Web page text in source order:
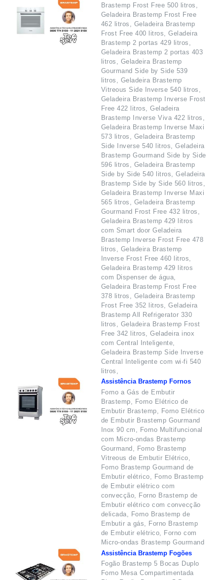
Brastemp Frost Free 500 litros,
Geladeira Brastemp Frost Free
462 litros, Geladeira Brastemp
Frost Free 400 litros, Geladeira
Brastemp 2 portas 429 litros,
Geladeira Brastemp 2 portas 403
litros, Geladeira Brastemp
Gourmand Side by Side 539
litros, Geladeira Brastemp
Vitreous Side Inverse 540 litros,
Geladeira Brastemp Inverse Frost
Free 422 litros, Geladeira
Brastemp Inverse Viva 422 litros,
Geladeira Brastemp Inverse Maxi
573 litros, Geladeira Brastemp
Side Inverse 540 litros, Geladeira
Brastemp Gourmand Side by Side
596 litros, Geladeira Brastemp
Side by Side 540 litros, Geladeira
Brastemp Side by Side 560 litros,
Geladeira Brastemp Inverse Maxi
565 litros, Geladeira Brastemp
Gourmand Frost Free 432 litros,
Geladeira Brastemp 429 litros
com Smart door Geladeira
Brastemp Inverse Frost Free 478
litros, Geladeira Brastemp
Inverse Frost Free 460 litros,
Geladeira Brastemp 429 litros
com Dispenser de água,
Geladeira Brastemp Frost Free
378 litros, Geladeira Brastemp
Frost Free 352 litros, Geladeira
Brastemp All Refrigerator 330
litros, Geladeira Brastemp Frost
Free 342 litros, Geladeira inox
com Central Inteligente,
Geladeira Brastemp Side Inverse
Central Inteligente com wi-fi 540
litros,
Assistência Brastemp Fornos
Forno a Gás de Embutir
Brastemp, Forno Elétrico de
Embutir Brastemp, Forno Elétrico
de Embutir Brastemp Gourmand
Inox 90 cm, Forno Multifuncional
com Micro-ondas Brastemp
Gourmand, Forno Brastemp
Vitreous de Embutir Elétrico,
Forno Brastemp Gourmand de
Embutir elétrico, Forno Brastemp
de Embutir elétrico com
convecção, Forno Brastemp de
Embutir elétrico com convecção
delicada, Forno Brastemp de
Embutir a gás, Forno Brastemp
de Embutir elétrico, Forno com
Micro-ondas Brastemp Gourmand
Assistência Brastemp Fogões
Fogão Brastemp 5 Bocas Duplo
Forno Mesa Compartimentada